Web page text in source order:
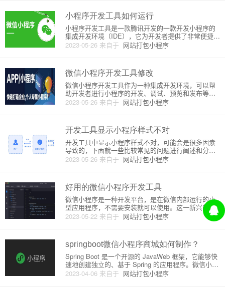
换呢？下面我将为你详细介绍
小程序开发工具如何运行
2023-05-26 来自于 网站打包小程序
小程序开发工具是一款腾讯开发的一款开发小程序的
集成开发环境（IDE），它为开发者提供了非常便捷的
开发环境和丰富的开发工具，可以帮助开发者更加高
效地开发小程序。小程序开发工具的运行原理主要分
跨平台的技术架构，
微信小程序开发工具修改
2023-05-26 来自于 网站打包小程序
微信小程序开发工具作为一种集成开发环境，可以帮
助开发者进行小程序的开发、调试、预览和发布等操
作。尽管微信小程序开发工具的功能已经十分完善，
但是对于一些开发者而言，他们想要对开发工具进行
该如何进行呢？本文将介绍微
开发工具显示小程序样式不对
2023-05-26 来自于 网站打包小程序
开发工具中显示小程序样式不对，可能会是很多因素
导致的，下面就一些比较常见的问题进行阐述和分
析。**1.样式命名错误或者命名冲突**在小程序中，需
要把页面或者组件的样式写在.wxss文件中，这时候需
会导致样式无法
好用的微信小程序开发工具
2023-05-22 来自于 网站打包小程序
微信小程序是一种开发平台，是在微信内部运行的小
型应用程序，不需要安装就可以使用。这一新兴的开
发领域，已经吸引了越来越多的程序员和开发者的注
意。但是，如果没有好用的微信小程序开发工具，想
微信小程序开发工具至少需要
springboot微信小程序商城如何制作？
2023-04-06 来自于 网站打包小程序
Spring Boot 是一个开源的 JavaWeb 框架，它能够快
速地创建独立的、基于 Spring 的应用程序。微信小程
序是微信公众平台提供的一种新型应用，它不需要下
载安装，用户通过扫描二维码或搜索公众号即可打开